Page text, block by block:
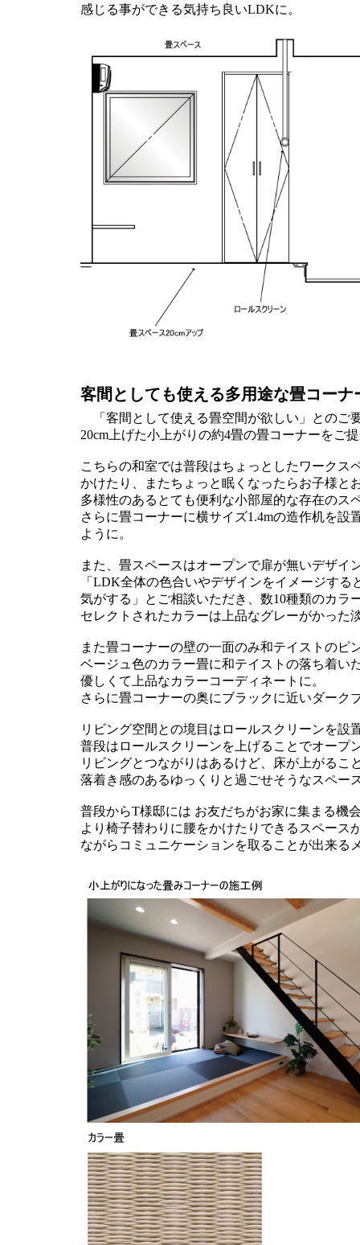
感じる事ができる気持ち良いLDKに。
客間としても使える多用途な畳コーナ
「客間として使える畳空間が欲しい」とのご
20cm上げた小上がりの約4畳の畳コーナーをご
こちらの和室では普段はちょっとしたワークス
かけたり、またちょっと眠くなったらお子様と
多様性のあるとても便利な小部屋的な存在の
さらに畳コーナーに横サイズ1.4mの造作机を
ように。
また、畳スペースはオープンで扉が無いデザ
「LDK全体の色合いやデザインをイメージす
気がする」とご相談いただき、数10種類のカラ
セレクトされたカラーは上品なグレーがかった
また畳コーナーの壁の一面のみ和テイストのピ
ベージュ色のカラー畳に和テイストの落ち着い
優しくて上品なカラーコーディネートに。
さらに畳コーナーの奥にブラックに近いダーク
リビング空間との境目はロールスクリーンを
普段はロールスクリーンを上げることでオープ
リビングとつながりはあるけど、床が上がる
落着き感のあるゆっくりと過ごせそうなスペー
普段からT様邸には お友だちがお家に集まる機
より椅子替わりに腰をかけたりできるスペース
ながらコミュニケーションを取ることが出来る